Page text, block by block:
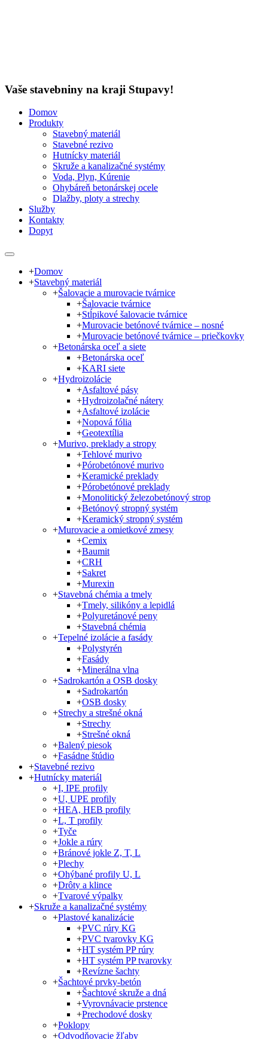
Vaše stavebniny na kraji Stupavy!
Domov
Produkty
Stavebný materiál
Stavebné rezivo
Hutnícky materiál
Skruže a kanalizačné systémy
Voda, Plyn, Kúrenie
Ohybáreň betonárskej ocele
Dlažby, ploty a strechy
Služby
Kontakty
Dopyt
+Domov
+Stavebný materiál
+Šalovacie a murovacie tvárnice
+Šalovacie tvárnice
+Stĺpikové šalovacie tvárnice
+Murovacie betónové tvárnice – nosné
+Murovacie betónové tvárnice – priečkovky
+Betonárska oceľ a siete
+Betonárska oceľ
+KARI siete
+Hydroizolácie
+Asfaltové pásy
+Hydroizolačné nátery
+Asfaltové izolácie
+Nopová fólia
+Geotextília
+Murivo, preklady a stropy
+Tehlové murivo
+Pórobetónové murivo
+Keramické preklady
+Pórobetónové preklady
+Monolitický železobetónový strop
+Betónový stropný systém
+Keramický stropný systém
+Murovacie a omietkové zmesy
+Cemix
+Baumit
+CRH
+Sakret
+Murexin
+Stavebná chémia a tmely
+Tmely, silikóny a lepidlá
+Polyuretánové peny
+Stavebná chémia
+Tepelné izolácie a fasády
+Polystyrén
+Fasády
+Minerálna vlna
+Sadrokartón a OSB dosky
+Sadrokartón
+OSB dosky
+Strechy a strešné okná
+Strechy
+Strešné okná
+Balený piesok
+Fasádne štúdio
+Stavebné rezivo
+Hutnícky materiál
+I, IPE profily
+U, UPE profily
+HEA, HEB profily
+L, T profily
+Tyče
+Jokle a rúry
+Bránové jokle Z, T, L
+Plechy
+Ohýbané profily U, L
+Drôty a klince
+Tvarové výpalky
+Skruže a kanalizačné systémy
+Plastové kanalizácie
+PVC rúry KG
+PVC tvarovky KG
+HT systém PP rúry
+HT systém PP tvarovky
+Revízne šachty
+Šachtové prvky-betón
+Šachtové skruže a dná
+Vyrovnávacie prstence
+Prechodové dosky
+Poklopy
+Odvodňovacie žľaby